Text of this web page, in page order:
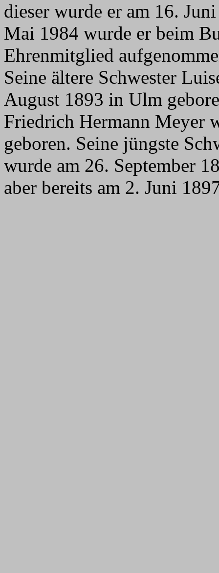
dieser wurde er am 16.
Mai 1984 wurde er beim
Ehrenmitglied
Seine ältere Schwester
August 1893 in Ulm
Friedrich Hermann Meyer
geboren. Seine jüngste
wurde am 26. September
aber bereits am 2. Juni